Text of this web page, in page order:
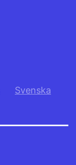
Svenska